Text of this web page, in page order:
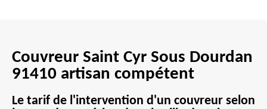
Couvreur Saint Cyr Sous Dourdan
91410 artisan compétent
Le tarif de l'intervention d'un couvreur selon